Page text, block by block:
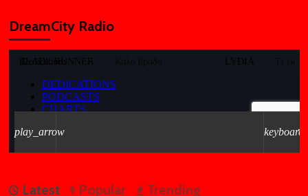
DreamCity Radio
Latest Popular Trending